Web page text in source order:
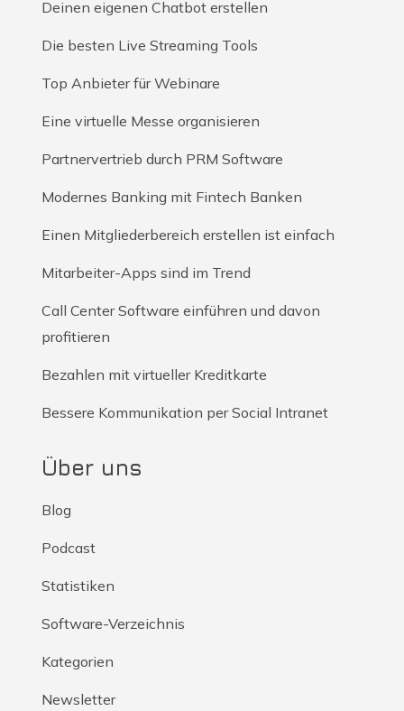
Deinen eigenen Chatbot erstellen
Die besten Live Streaming Tools
Top Anbieter für Webinare
Eine virtuelle Messe organisieren
Partnervertrieb durch PRM Software
Modernes Banking mit Fintech Banken
Einen Mitgliederbereich erstellen ist einfach
Mitarbeiter-Apps sind im Trend
Call Center Software einführen und davon
profitieren
Bezahlen mit virtueller Kreditkarte
Bessere Kommunikation per Social Intranet
Über uns
Blog
Podcast
Statistiken
Software-Verzeichnis
Kategorien
Newsletter